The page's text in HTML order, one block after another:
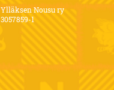
Ylläksen Nousu ry
3057859-1